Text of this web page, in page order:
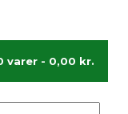
varer - 0,00 kr.